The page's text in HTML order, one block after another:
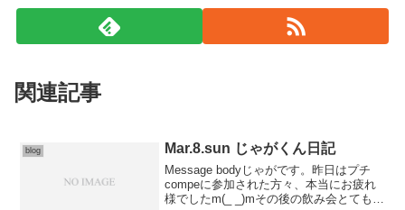
関連記事
blog Mar.8.sun じゃがくん日記
Message bodyじゃがです。昨日はプチ
compeに参加された方々、本当にお疲れ
様でしたm(_ _)mその後の飲み会とても楽